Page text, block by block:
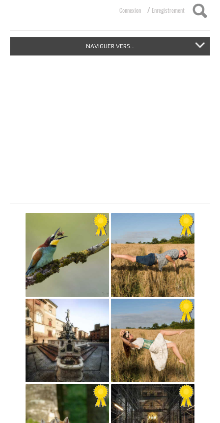
Connexion / Enregistrement
NAVIGUER VERS...